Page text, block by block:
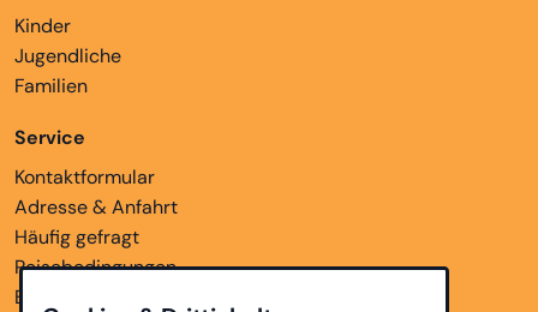
Kinder
Jugendliche
Familien
Service
Kontaktformular
Adresse & Anfahrt
Häufig gefragt
Reisebedingungen
Bankverbindungen